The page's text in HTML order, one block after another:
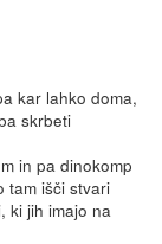
kar lahko doma,
skrbeti
in pa dinokomp
tam išči stvari
ki jih imajo na